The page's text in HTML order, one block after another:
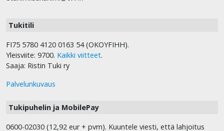
Tukitili
FI75 5780 4120 0163 54 (OKOYFIHH).
Yleisviite: 9700. Kaikki viitteet.
Saaja: Ristin Tuki ry
Palvelunkuvaus
Tukipuhelin ja MobilePay
0600-02030 (12,92 eur + pvm). Kuuntele viesti, että lahjoitus